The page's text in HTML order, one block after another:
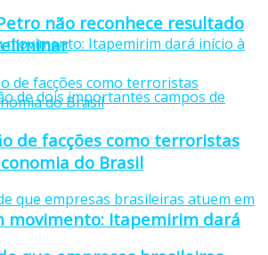
movimento: Itapemirim dará
não reconhece resultado
de facções como terroristas
do Brasil